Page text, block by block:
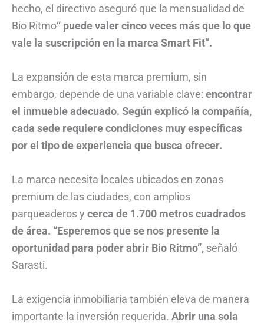
hecho, el directivo aseguró que la mensualidad de
Bio Ritmo“ puede valer cinco veces más que lo que
vale la suscripción en la marca Smart Fit”.
La expansión de esta marca premium, sin
embargo, depende de una variable clave: encontrar
el inmueble adecuado. Según explicó la compañía,
cada sede requiere condiciones muy específicas
por el tipo de experiencia que busca ofrecer.
La marca necesita locales ubicados en zonas
premium de las ciudades, con amplios
parqueaderos y cerca de 1.700 metros cuadrados
de área. “Esperemos que se nos presente la
oportunidad para poder abrir Bio Ritmo”, señaló
Sarasti.
La exigencia inmobiliaria también eleva de manera
importante la inversión requerida. Abrir una sola